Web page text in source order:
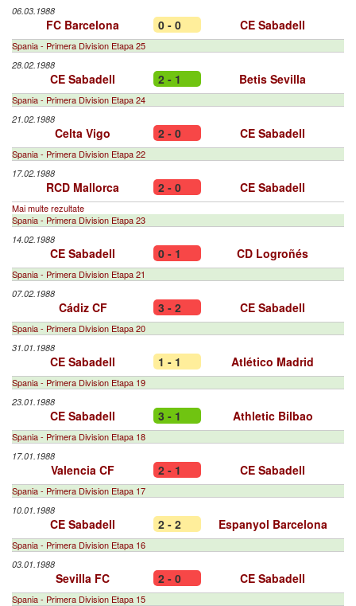
06.03.1988
FC Barcelona 0 - 0 CE Sabadell
Spania - Primera Division Etapa 25
28.02.1988
CE Sabadell 2 - 1 Betis Sevilla
Spania - Primera Division Etapa 24
21.02.1988
Celta Vigo 2 - 0 CE Sabadell
Spania - Primera Division Etapa 22
17.02.1988
RCD Mallorca 2 - 0 CE Sabadell
Mai multe rezultate
Spania - Primera Division Etapa 23
14.02.1988
CE Sabadell 0 - 1 CD Logroñés
Spania - Primera Division Etapa 21
07.02.1988
Cádiz CF 3 - 2 CE Sabadell
Spania - Primera Division Etapa 20
31.01.1988
CE Sabadell 1 - 1 Atlético Madrid
Spania - Primera Division Etapa 19
23.01.1988
CE Sabadell 3 - 1 Athletic Bilbao
Spania - Primera Division Etapa 18
17.01.1988
Valencia CF 2 - 1 CE Sabadell
Spania - Primera Division Etapa 17
10.01.1988
CE Sabadell 2 - 2 Espanyol Barcelona
Spania - Primera Division Etapa 16
03.01.1988
Sevilla FC 2 - 0 CE Sabadell
Spania - Primera Division Etapa 15